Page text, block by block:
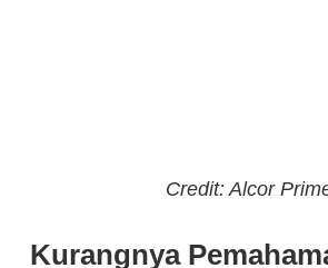
Credit: Alcor
Kurangnya